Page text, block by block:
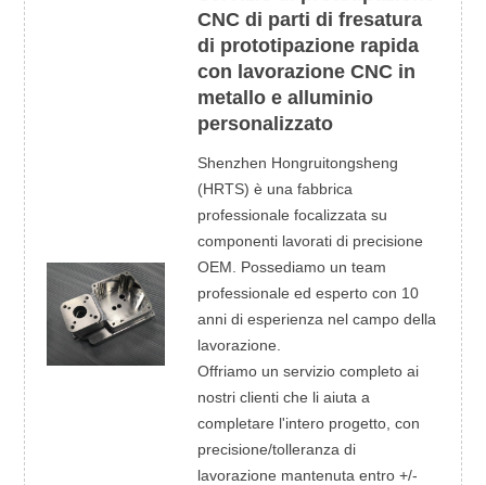
CNC di parti di fresatura
di prototipazione rapida
con lavorazione CNC in
metallo e alluminio
personalizzato
Shenzhen Hongruitongsheng
(HRTS) è una fabbrica
professionale focalizzata su
componenti lavorati di precisione
OEM. Possediamo un team
professionale ed esperto con 10
anni di esperienza nel campo della
lavorazione.
Offriamo un servizio completo ai
nostri clienti che li aiuta a
completare l'intero progetto, con
precisione/tolleranza di
lavorazione mantenuta entro +/-